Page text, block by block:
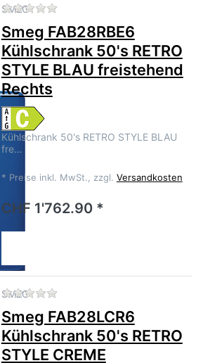
SMEG Zu diesem Produkt liegen
Smeg FAB28RBE6
Kühlschrank 50's RETRO
STYLE BLAU freistehend
Rechts
Kühlschrank 50's RETRO STYLE BLAU
fre…
* Preise inkl. MwSt., zzgl. Versandkosten
CHF 1'762.90 *
SMEG Zu diesem Produkt liegen
Smeg FAB28LCR6
Kühlschrank 50's RETRO
STYLE CREME